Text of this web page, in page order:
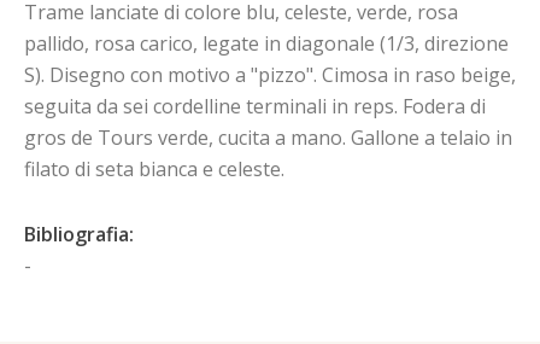
Trame lanciate di colore blu, celeste, verde, rosa
pallido, rosa carico, legate in diagonale (1/3, direzione
S). Disegno con motivo a "pizzo". Cimosa in raso beige,
seguita da sei cordelline terminali in reps. Fodera di
gros de Tours verde, cucita a mano. Gallone a telaio in
filato di seta bianca e celeste.
Bibliografia:
-